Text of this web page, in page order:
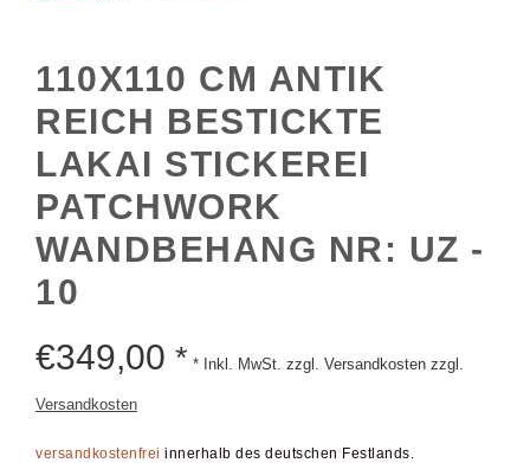
110X110 CM ANTIK
REICH BESTICKTE
LAKAI STICKEREI
PATCHWORK
WANDBEHANG NR: UZ -
10
€349,00 * * Inkl. MwSt. zzgl. Versandkosten zzgl.
Versandkosten
versandkostenfrei innerhalb des deutschen Festlands.